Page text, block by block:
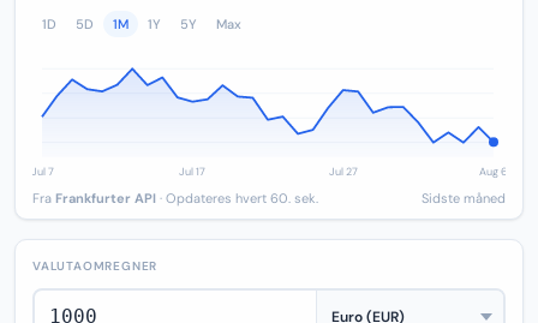
1D 5D 1M 1Y 5Y Max
Fra Frankfurter API · Opdateres hvert 60. sek. Sidste måned
VALUTAOMREGNER